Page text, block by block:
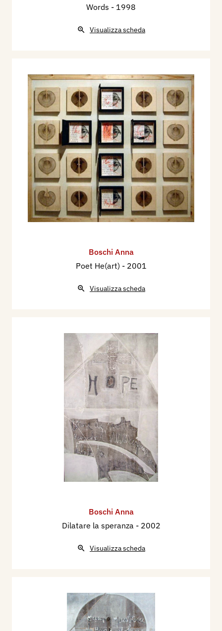
Words - 1998
Visualizza scheda
Boschi Anna
Poet He(art) - 2001
Visualizza scheda
Boschi Anna
Dilatare la speranza - 2002
Visualizza scheda